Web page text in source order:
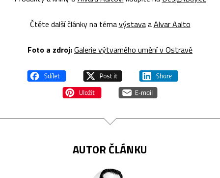
Čtěte další články na témavýstavaaAlvar Aalto
Foto a zdroj:Galerie výtvarného umění v Ostravě
AUTOR ČLÁNKU